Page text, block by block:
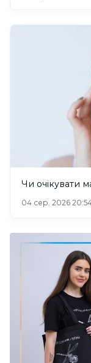
Чи очікувати
04 сер. 2026